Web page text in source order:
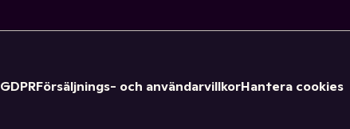
GDPRFörsäljnings- och användarvillkorHantera cookies